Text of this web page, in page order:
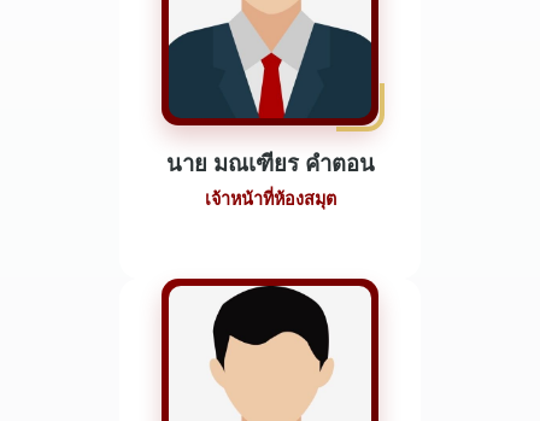
นาย มณเฑียร คำตอน
เจ้าหน้าที่ห้องสมุต